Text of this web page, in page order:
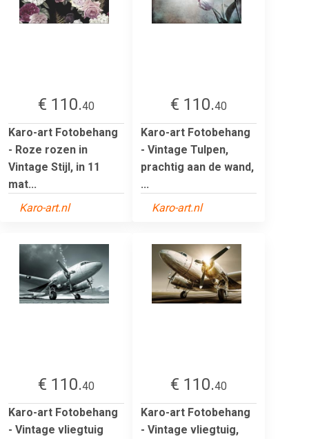
€ 110.40
Karo-art Fotobehang
- Roze rozen in
Vintage Stijl, in 11
mat...
Karo-art.nl
€ 110.40
Karo-art Fotobehang
- Vintage Tulpen,
prachtig aan de wand,
...
Karo-art.nl
€ 110.40
Karo-art Fotobehang
- Vintage vliegtuig
€ 110.40
Karo-art Fotobehang
- Vintage vliegtuig,